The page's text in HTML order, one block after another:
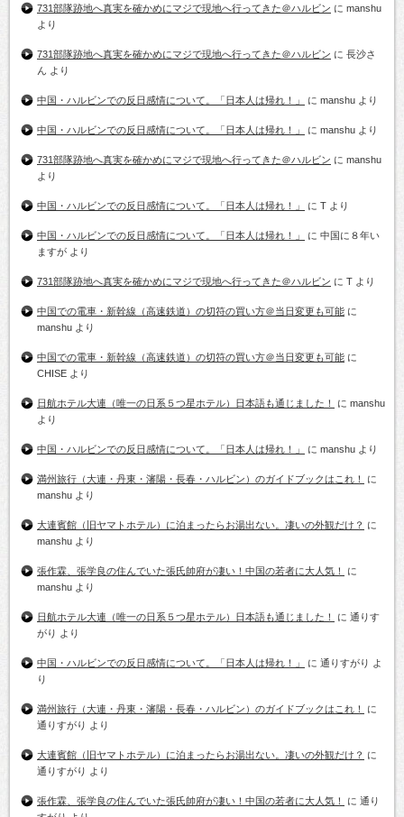
731部隊跡地へ真実を確かめにマジで現地へ行ってきた＠ハルビン に manshu
より
731部隊跡地へ真実を確かめにマジで現地へ行ってきた＠ハルビン に 長沙さ
ん より
中国・ハルビンでの反日感情について。「日本人は帰れ！」 に manshu より
中国・ハルビンでの反日感情について。「日本人は帰れ！」 に manshu より
731部隊跡地へ真実を確かめにマジで現地へ行ってきた＠ハルビン に manshu
より
中国・ハルビンでの反日感情について。「日本人は帰れ！」 に T より
中国・ハルビンでの反日感情について。「日本人は帰れ！」 に 中国に８年い
ますが より
731部隊跡地へ真実を確かめにマジで現地へ行ってきた＠ハルビン に T より
中国での電車・新幹線（高速鉄道）の切符の買い方＠当日変更も可能 に
manshu より
中国での電車・新幹線（高速鉄道）の切符の買い方＠当日変更も可能 に
CHISE より
日航ホテル大連（唯一の日系５つ星ホテル）日本語も通じました！ に manshu
より
中国・ハルビンでの反日感情について。「日本人は帰れ！」 に manshu より
満州旅行（大連・丹東・瀋陽・長春・ハルビン）のガイドブックはこれ！
に
manshu より
大連賓館（旧ヤマトホテル）に泊まったらお湯出ない。凄いの外観だけ？ に
manshu より
張作霖、張学良の住んでいた張氏帥府が凄い！中国の若者に大人気！
に
manshu より
日航ホテル大連（唯一の日系５つ星ホテル）日本語も通じました！ に 通りす
がり より
中国・ハルビンでの反日感情について。「日本人は帰れ！」 に 通りすがり よ
り
満州旅行（大連・丹東・瀋陽・長春・ハルビン）のガイドブックはこれ！
に
通りすがり より
大連賓館（旧ヤマトホテル）に泊まったらお湯出ない。凄いの外観だけ？ に
通りすがり より
張作霖、張学良の住んでいた張氏帥府が凄い！中国の若者に大人気！ に 通り